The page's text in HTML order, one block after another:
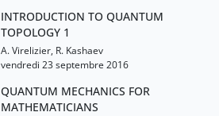
INTRODUCTION TO QUANTUM
TOPOLOGY 1
A. Virelizier, R. Kashaev
vendredi 23 septembre 2016
QUANTUM MECHANICS FOR
MATHEMATICIANS